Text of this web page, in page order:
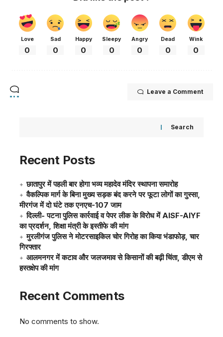
Love
0
Sad
0
Happy
0
Sleepy
0
Angry
0
Dead
0
Wink
0
Leave a Comment
Search
Recent Posts
छातापुर में पहली बार होगा भव्य महादेव मंदिर स्थापना समारोह
वैकल्पिक मार्ग के बिना मुख्य सड़क बंद करने पर फूटा लोगों का गुस्सा,
मीरगंज में दो घंटे तक एनएच-107 जाम
दिल्ली- पटना पुलिस कार्रवाई व पेपर लीक के विरोध में AISF-AIYF
का प्रदर्शन, शिक्षा मंत्री के इस्तीफे की मांग
मुरलीगंज पुलिस ने मोटरसाइकिल चोर गिरोह का किया भंडाफोड़, चार
गिरफ्तार
आलमनगर में कटाव और जलजमाव से किसानों की बढ़ी चिंता, डीएम से
हस्तक्षेप की मांग
Recent Comments
No comments to show.